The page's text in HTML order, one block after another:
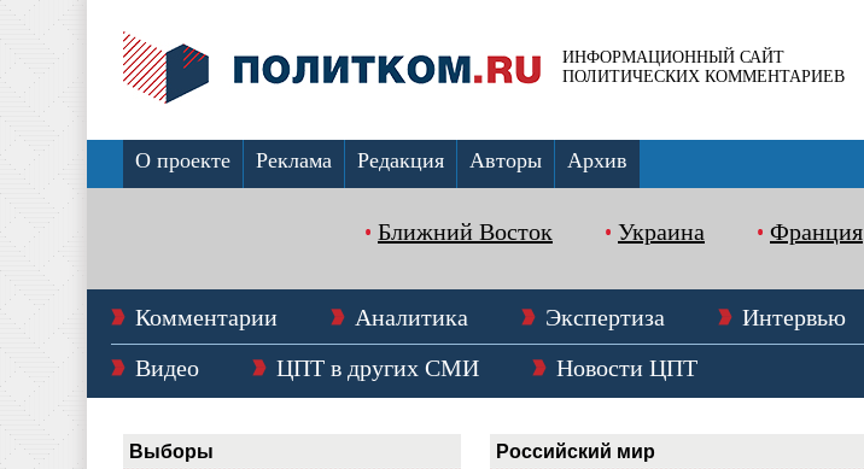
ИНФОРМАЦИОННЫЙ САЙТ
ПОЛИТИЧЕСКИХ КОММЕНТАРИЕВ
О проекте Реклама Редакция Авторы Архив
Ближний Восток Украина Франция
Комментарии Аналитика Экспертиза Интервью
Видео
ЦПТ в других СМИ Новости ЦПТ
Выборы Российский мир